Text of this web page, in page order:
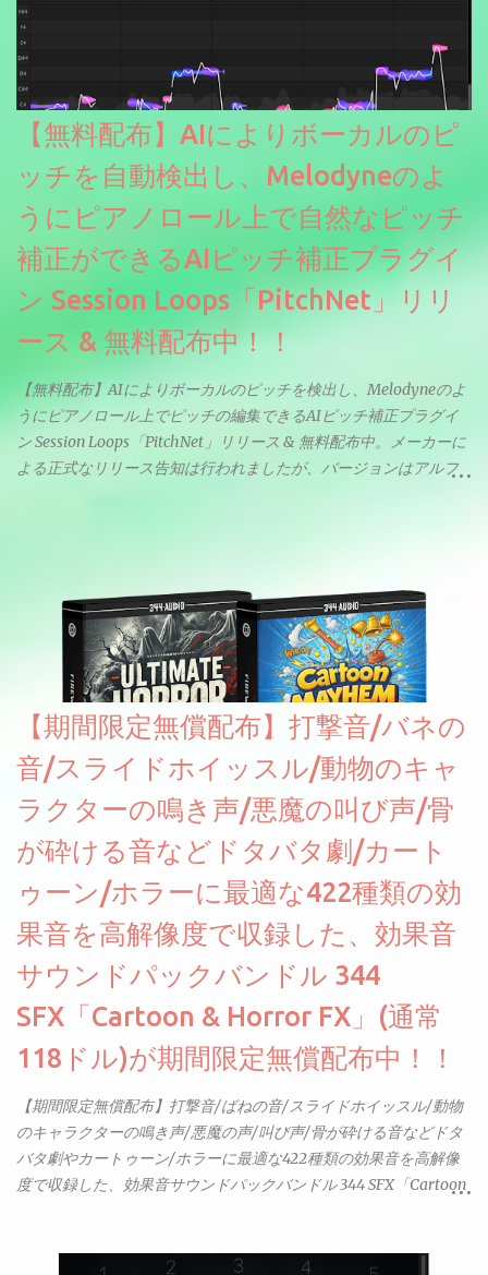
【無料配布】AIによりボーカルのピ
ッチを自動検出し、Melodyneのよ
うにピアノロール上で自然なピッチ
補正ができるAIピッチ補正プラグイ
ン Session Loops「PitchNet」リリ
ース & 無料配布中！！
【無料配布】AIによりボーカルのピッチを検出し、Melodyneのよ
うにピアノロール上でピッチの編集できるAIピッチ補正プラグイ
ン Session Loops「PitchNet」リリース & 無料配布中。メーカーに
よる正式なリリース告知は行われましたが、バージョンはアルフ
のあるDrumNetのメーカーです。調べたところによるとオープン
ソースを元に設計・改良した製品のようです。
【期間限定無償配布】打撃音/バネの
音/スライドホイッスル/動物のキャ
ラクターの鳴き声/悪魔の叫び声/骨
が砕ける音などドタバタ劇/カート
ゥーン/ホラーに最適な422種類の効
果音を高解像度で収録した、効果音
サウンドパックバンドル 344
SFX「Cartoon & Horror FX」(通常
118ドル)が期間限定無償配布中！！
【期間限定無償配布】打撃音/ばねの音/スライドホイッスル/動物
のキャラクターの鳴き声/悪魔の声/叫び声/骨が砕ける音などドタ
バタ劇やカートゥーン/ホラーに最適な422種類の効果音を高解像
度で収録した、効果音サウンドパックバンドル 344 SFX「Cartoon